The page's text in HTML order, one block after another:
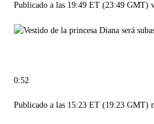
Publicado a las 19:49 ET (23:49 GMT)
0:52
Publicado a las 15:23 ET (19:23 GMT)